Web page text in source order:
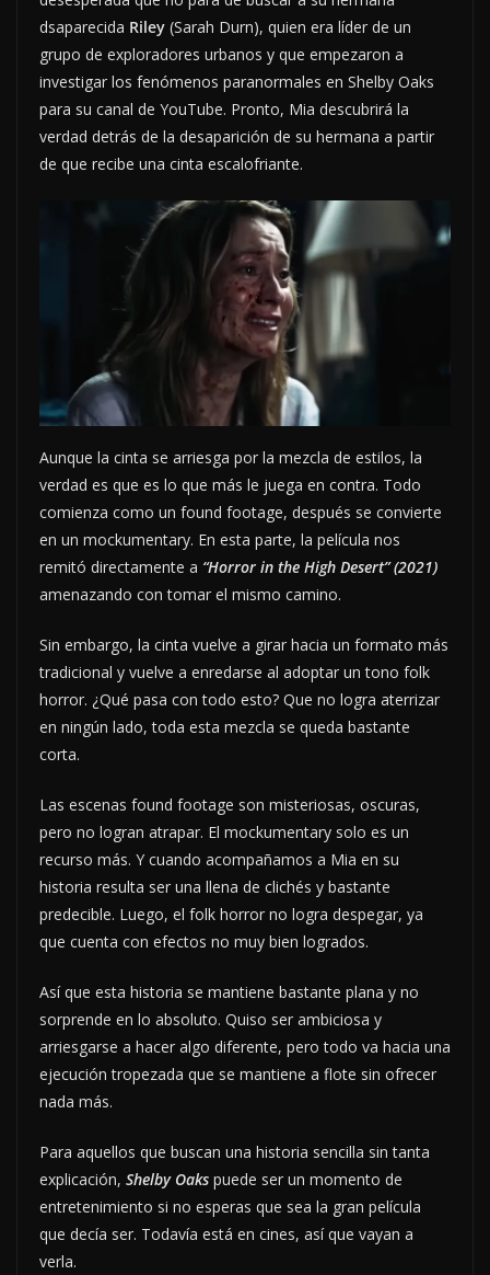
dsaparecida Riley (Sarah Durn), quien era líder de un
grupo de exploradores urbanos y que empezaron a
investigar los fenómenos paranormales en Shelby Oaks
para su canal de YouTube. Pronto, Mia descubrirá la
verdad detrás de la desaparición de su hermana a partir
de que recibe una cinta escalofriante.
Aunque la cinta se arriesga por la mezcla de estilos, la
verdad es que es lo que más le juega en contra. Todo
comienza como un found footage, después se convierte
en un mockumentary. En esta parte, la película nos
remitó directamente a “Horror in the High Desert” (2021)
amenazando con tomar el mismo camino.
Sin embargo, la cinta vuelve a girar hacia un formato más
tradicional y vuelve a enredarse al adoptar un tono folk
horror. ¿Qué pasa con todo esto? Que no logra aterrizar
en ningún lado, toda esta mezcla se queda bastante
corta.
Las escenas found footage son misteriosas, oscuras,
pero no logran atrapar. El mockumentary solo es un
recurso más. Y cuando acompañamos a Mia en su
historia resulta ser una llena de clichés y bastante
predecible. Luego, el folk horror no logra despegar, ya
que cuenta con efectos no muy bien logrados.
Así que esta historia se mantiene bastante plana y no
sorprende en lo absoluto. Quiso ser ambiciosa y
arriesgarse a hacer algo diferente, pero todo va hacia una
ejecución tropezada que se mantiene a flote sin ofrecer
nada más.
Para aquellos que buscan una historia sencilla sin tanta
explicación, Shelby Oaks puede ser un momento de
entretenimiento si no esperas que sea la gran película
que decía ser. Todavía está en cines, así que vayan a
verla.